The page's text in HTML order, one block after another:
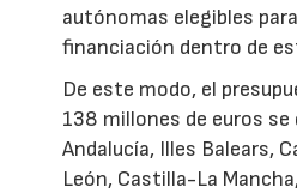
autónomas elegibles
financiación dentro de
De este modo, el
138 millones de euros
Andalucía, Illes Balears,
León, Castilla-La